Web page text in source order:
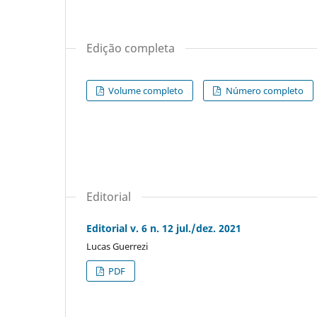
Edição completa
Volume completo Número completo
Editorial
Editorial v. 6 n. 12 jul./dez. 2021
Lucas Guerrezi
PDF